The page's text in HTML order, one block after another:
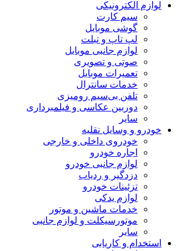
لوازم الکترونیکی
سیم کارت
گوشی موبایل
لپ تاپ و تبلت
لوازم جانبی موبایل
صوتی و تصویری
تعمیرات موبایل
خدمات سانترال
تلفن بی‌سیم رومیزی
دوربین عکاسی و فیلمبرداری
سایر
خودرو و وسایل نقلیه
خودروی داخلی و خارجی
اجاره خودرو
لوازم جانبی خودرو
دزدگیر و ردیاب
تزئینات خودرو
لوازم یدکی
خدمات ماشین و موتور
موتورسیکلت و لوازم جانبی
سایر
استخدام و کاریابی